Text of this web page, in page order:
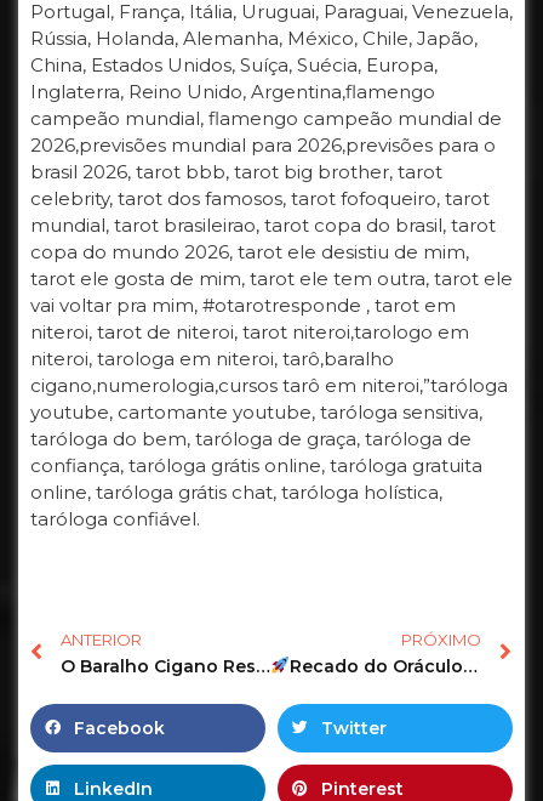
Portugal, França, Itália, Uruguai, Paraguai, Venezuela,
Rússia, Holanda, Alemanha, México, Chile, Japão,
China, Estados Unidos, Suíça, Suécia, Europa,
Inglaterra, Reino Unido, Argentina,flamengo
campeão mundial, flamengo campeão mundial de
2026,previsões mundial para 2026,previsões para o
brasil 2026, tarot bbb, tarot big brother, tarot
celebrity, tarot dos famosos, tarot fofoqueiro, tarot
mundial, tarot brasileirao, tarot copa do brasil, tarot
copa do mundo 2026, tarot ele desistiu de mim,
tarot ele gosta de mim, tarot ele tem outra, tarot ele
vai voltar pra mim, #otarotresponde , tarot em
niteroi, tarot de niteroi, tarot niteroi,tarologo em
niteroi, tarologa em niteroi, tarô,baralho
cigano,numerologia,cursos tarô em niteroi,”taróloga
youtube, cartomante youtube, taróloga sensitiva,
taróloga do bem, taróloga de graça, taróloga de
confiança, taróloga grátis online, taróloga gratuita
online, taróloga grátis chat, taróloga holística,
taróloga confiável.
ANTERIOR
O Baralho Cigano Responde o Tarot Revela as Previsões de hoje! #tarot #tarotonline #tarotdehoje 8
PRÓXIMO
Recado do Oráculo True Lovers para vocês!
Facebook Twitter
LinkedIn Pinterest